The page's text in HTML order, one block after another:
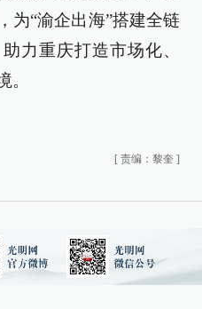
为“渝企出海”搭建全链
力重庆打造市场化、
。
[ 责编：黎奎 ]